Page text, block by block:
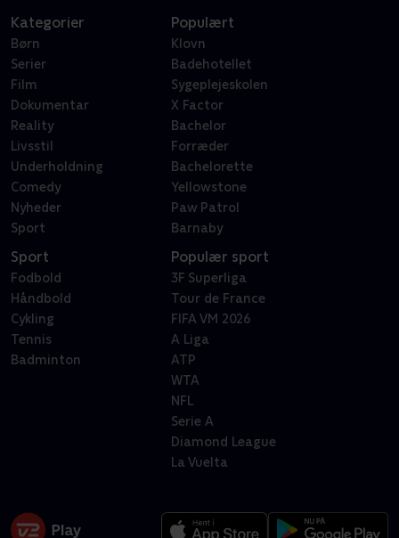
Kategorier
Børn
Serier
Film
Dokumentar
Reality
Livsstil
Underholdning
Comedy
Nyheder
Sport
Populært
Klovn
Badehotellet
Sygeplejeskolen
X Factor
Bachelor
Forræder
Bachelorette
Yellowstone
Paw Patrol
Barnaby
Sport
Fodbold
Håndbold
Cykling
Tennis
Badminton
Populær sport
3F Superliga
Tour de France
FIFA VM 2026
A Liga
ATP
WTA
NFL
Serie A
Diamond League
La Vuelta